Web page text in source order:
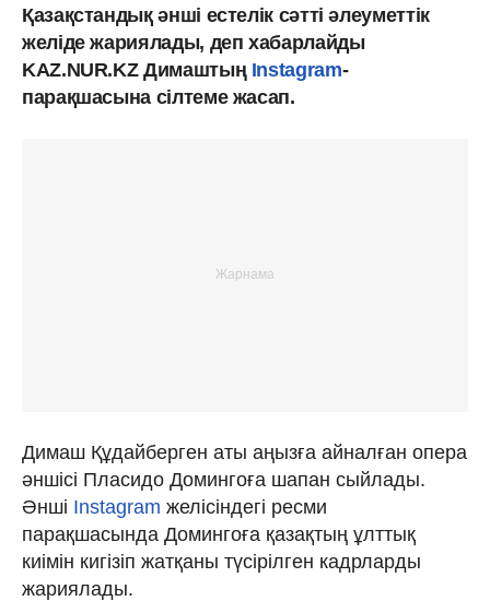
Қазақстандық әнші естелік сәтті әлеуметтік
желіде жариялады, деп хабарлайды
KAZ.NUR.KZ Димаштың Instagram-
парақшасына сілтеме жасап.
Димаш Құдайберген аты аңызға айналған опера
әншісі Пласидо Домингоға шапан сыйлады.
Әнші Instagram желісіндегі ресми
парақшасында Домингоға қазақтың ұлттық
киімін кигізіп жатқаны түсірілген кадрларды
жариялады.